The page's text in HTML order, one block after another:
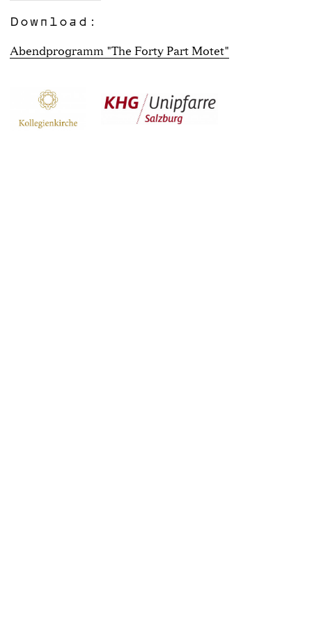
Download:
Abendprogramm "The Forty Part Motet"